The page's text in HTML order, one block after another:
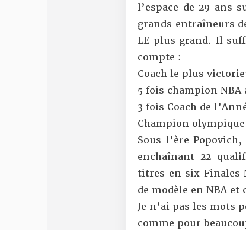
l’espace de 29 ans
grands entraîneurs
LE plus grand. Il
compte :
Coach le plus
5 fois champion NBA
3 fois Coach de
Champion olympique
Sous l’ère
enchaînant 22
titres en six Finales
de modèle en NBA et
Je n’ai pas les mots
comme pour